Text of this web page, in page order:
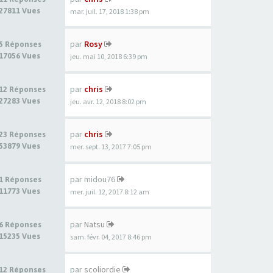
Vues
mar. juil. 17, 2018 1:38 pm
Réponses
Vues
par Rosy
jeu. mai 10, 2018 6:39 pm
Réponses
Vues
par chris
jeu. avr. 12, 2018 8:02 pm
Réponses
Vues
par chris
mer. sept. 13, 2017 7:05 pm
Réponses
Vues
par midou76
mer. juil. 12, 2017 8:12 am
Réponses
Vues
par Natsu
sam. févr. 04, 2017 8:46 pm
Réponses par scoliordie